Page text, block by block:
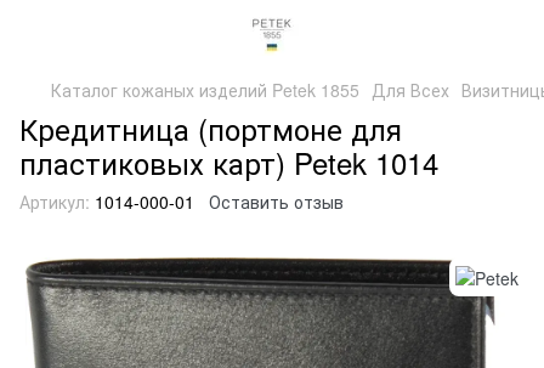
Каталог кожаных изделий Petek 1855 Для Всех
Кредитница (портмоне для
пластиковых карт) Petek 1014
Артикул: 1014-000-01 Оставить отзыв